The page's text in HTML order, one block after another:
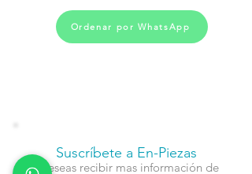
Ordenar por WhatsApp
Suscríbete a En-Piezas
¿Deseas recibir mas información de